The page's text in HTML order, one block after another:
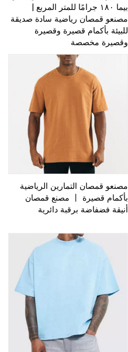
بيما ١٨٠ جرامًا للمتر المربع |
مصنعو قمصان رياضية سادة صديقة
للبيئة بأكمام قصيرة وقصيرة
وقصيرة مخصصة
مصنعو قمصان التمارين الرياضية
بأكمام قصيرة 丨 مصنع قمصان
أنيقة فضفاضة برقبة دائرية